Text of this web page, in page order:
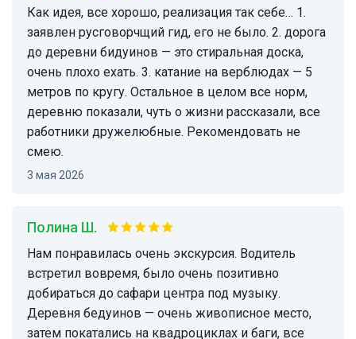
Как идея, все хорошо, реализация так себе… 1.
заявлен русговорчщий гид, его не было. 2. дорога
до деревни бидуинов — это стиральная доска,
очень плохо ехать. 3. катание на верблюдах — 5
метров по кругу. Остальное в целом все норм,
деревню показали, чуть о жизни рассказали, все
работники дружелюбные. Рекомендовать не
смею.
3 мая 2026
Полина Ш.
Нам понравилась очень экскурсия. Водитель
встретил вовремя, было очень позитивно
добираться до сафари центра под музыку.
Деревня бедуинов — очень живописное место,
затем покатались на квадроциклах и баги, все